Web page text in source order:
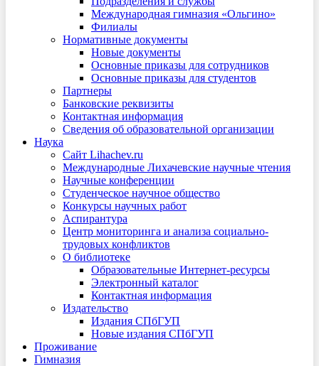
Международная гимназия «Ольгино»
Филиалы
Нормативные документы
Новые документы
Основные приказы для сотрудников
Основные приказы для студентов
Партнеры
Банковские реквизиты
Контактная информация
Сведения об образовательной организации
Наука
Сайт Lihachev.ru
Международные Лихачевские научные чтения
Научные конференции
Студенческое научное общество
Конкурсы научных работ
Аспирантура
Центр мониторинга и анализа социально-
трудовых конфликтов
О библиотеке
Образовательные Интернет-ресурсы
Электронный каталог
Контактная информация
Издательство
Издания СПбГУП
Новые издания СПбГУП
Проживание
Гимназия